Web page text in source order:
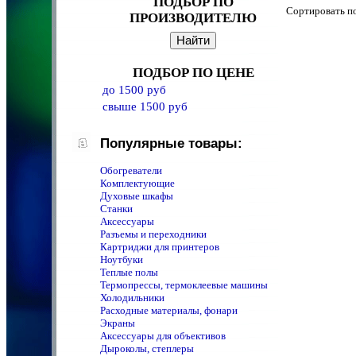
ПРОИЗВОДИТЕЛЮ
ПОДБОР ПО ЦЕНЕ
до 1500 руб
свыше 1500 руб
Популярные товары:
Обогреватели
Комплектующие
Духовые шкафы
Станки
Аксессуары
Разъемы и переходники
Картриджи для принтеров
Ноутбуки
Теплые полы
Термопрессы, термоклеевые машины
Холодильники
Расходные материалы, фонари
Экраны
Аксессуары для объективов
Дыроколы, степлеры
Сортировать